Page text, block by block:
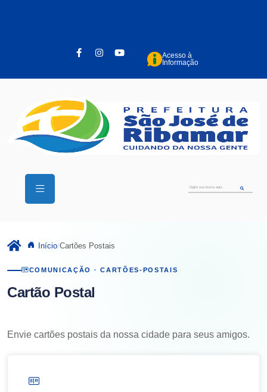
Acesso à
Informação
Início Cartões Postais
COMUNICAÇÃO · CARTÕES-POSTAIS
Cartão Postal
Envie cartões postais da nossa cidade para seus amigos.